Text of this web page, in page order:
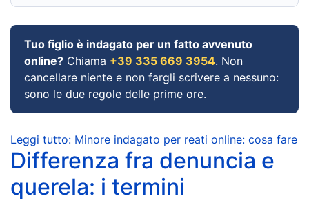
Tuo figlio è indagato per un fatto avvenuto
online? Chiama +39 335 669 3954. Non
cancellare niente e non fargli scrivere a nessuno:
sono le due regole delle prime ore.
Leggi tutto: Minore indagato per reati online: cosa fare
Differenza fra denuncia e
querela: i termini